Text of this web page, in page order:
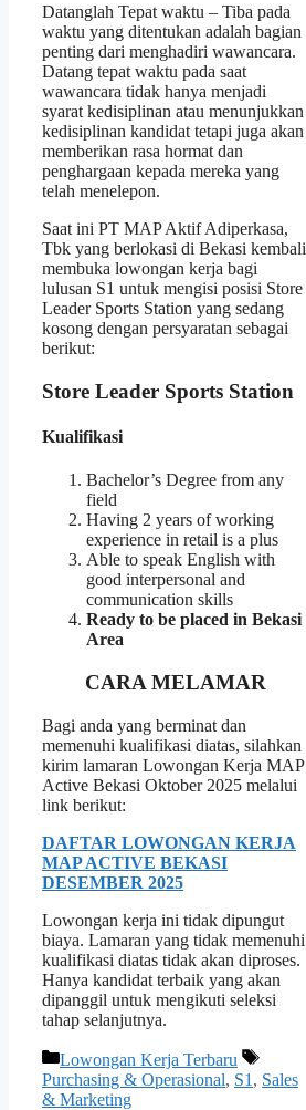
Datanglah Tepat waktu – Tiba pada
waktu yang ditentukan adalah bagian
penting dari menghadiri wawancara.
Datang tepat waktu pada saat
wawancara tidak hanya menjadi
syarat kedisiplinan atau menunjukkan
kedisiplinan kandidat tetapi juga akan
memberikan rasa hormat dan
penghargaan kepada mereka yang
telah menelepon.
Saat ini PT MAP Aktif Adiperkasa,
Tbk yang berlokasi di Bekasi kembali
membuka lowongan kerja bagi
lulusan S1 untuk mengisi posisi Store
Leader Sports Station yang sedang
kosong dengan persyaratan sebagai
berikut:
Store Leader Sports Station
Kualifikasi
Bachelor’s Degree from any
field
Having 2 years of working
experience in retail is a plus
Able to speak English with
good interpersonal and
communication skills
Ready to be placed in Bekasi
Area
CARA MELAMAR
Bagi anda yang berminat dan
memenuhi kualifikasi diatas, silahkan
kirim lamaran Lowongan Kerja MAP
Active Bekasi Oktober 2025 melalui
link berikut:
DAFTAR LOWONGAN KERJA
MAP ACTIVE BEKASI
DESEMBER 2025
Lowongan kerja ini tidak dipungut
biaya. Lamaran yang tidak memenuhi
kualifikasi diatas tidak akan diproses.
Hanya kandidat terbaik yang akan
dipanggil untuk mengikuti seleksi
tahap selanjutnya.
Kategori
Lowongan Kerja Terbaru
Tag
Purchasing & Operasional, S1 , Sales
& Marketing